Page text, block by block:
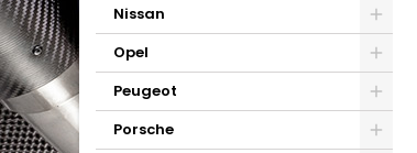
Nissan
Opel
Peugeot
Porsche